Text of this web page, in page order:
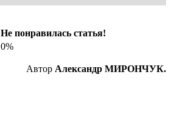
Не понравилась статья!
0%
Автор Александр МИРОНЧУК.